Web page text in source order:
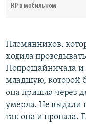
КР в мобильном
Племянников,
ходила
Попрошайничала и
младшую, которой
она пришла через
умерла. Не выдали
так она и пропала.